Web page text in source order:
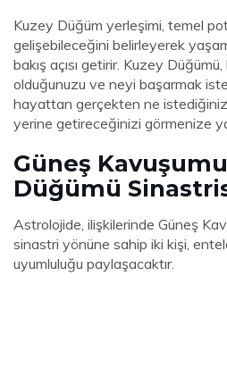
Kuzey Düğüm yerleşimi, temel
gelişebileceğini belirleyerek
bakış açısı getirir. Kuzey
olduğunuzu ve neyi başarmak
hayattan gerçekten ne
yerine getireceğinizi görmenize
Güneş
Düğümü
Astrolojide, ilişkilerinde Güneş
sinastri yönüne sahip iki kişi,
uyumluluğu paylaşacaktır.